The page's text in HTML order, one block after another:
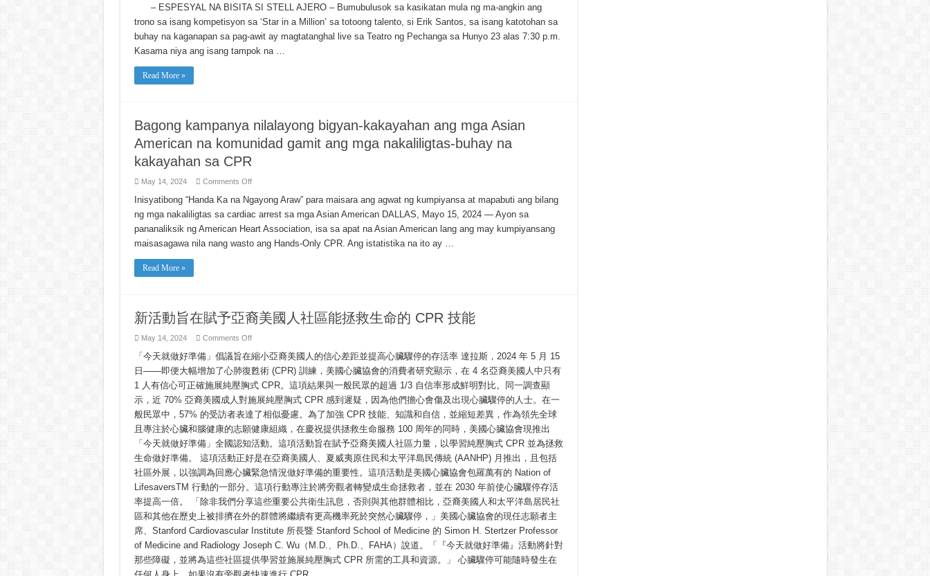
Isang
Milestone
US
Erik
Santos
Live
– ESPESYAL NA BISITA SI STELL AJERO – Bumubulusok sa kasikatan mula ng ma-angkin ang
trono sa isang kompetisyon sa ‘Star in a Million’ sa totoong talento, si Erik Santos, sa isang katotohan sa
buhay na kaganapan sa pag-awit ay magtatanghal live sa Teatro ng Pechanga sa Hunyo 23 alas 7:30 p.m.
Kasama niya ang isang tampok na …
Read More »
Bagong kampanya nilalayong bigyan-kakayahan ang mga Asian
American na komunidad gamit ang mga nakaliligtas-buhay na
kakayahan sa CPR
May 14, 2024 Comments Offon
kampanya
nilalayong
bigyan-
ang
Asian
buhay
na
sa
Inisyatibong “Handa Ka na Ngayong Araw” para maisara ang agwat ng kumpiyansa at mapabuti ang bilang
ng mga nakaliligtas sa cardiac arrest sa mga Asian American DALLAS, Mayo 15, 2024 — Ayon sa
pananaliksik ng American Heart Association, isa sa apat na Asian American lang ang may kumpiyansang
maisasagawa nila nang wasto ang Hands-Only CPR. Ang istatistika na ito ay …
Read More »
新活動旨在賦予亞裔美國人社區能拯救生命的 CPR 技能
May 14, 2024 Comments Offon
活
動
旨
在
賦
予
亞
裔
美
國
人
社
能
拯
救
生
命
的
CPR
技
能
「今天就做好準備」倡議旨在縮小亞裔美國人的信心差距並提高心臟驟停的存活率 達拉斯，2024 年 5 月 15
日——即便大幅增加了心肺復甦術 (CPR) 訓練，美國心臟協會的消費者研究顯示，在 4 名亞裔美國人中只有
1 人有信心可正確施展純壓胸式 CPR。這項結果與一般民眾的超過 1/3 自信率形成鮮明對比。同一調查顯
示，近 70% 亞裔美國成人對施展純壓胸式 CPR 感到遲疑，因為他們擔心會傷及出現心臟驟停的人士。在一
般民眾中，57% 的受訪者表達了相似憂慮。為了加強 CPR 技能、知識和自信，並縮短差異，作為領先全球
且專注於心臟和腦健康的志願健康組織，在慶祝提供拯救生命服務 100 周年的同時，美國心臟協會現推出
「今天就做好準備」全國認知活動。這項活動旨在賦予亞裔美國人社區力量，以學習純壓胸式 CPR 並為拯救
生命做好準備。 這項活動正好是在亞裔美國人、夏威夷原住民和太平洋島民傳統 (AANHP) 月推出，且包括
社區外展，以強調為回應心臟緊急情況做好準備的重要性。這項活動是美國心臟協會包羅萬有的 Nation of
LifesaversTM 行動的一部分。這項行動專注於將旁觀者轉變成生命拯救者，並在 2030 年前使心臟驟停存活
率提高一倍。 「除非我們分享這些重要公共衛生訊息，否則與其他群體相比，亞裔美國人和太平洋島居民社
區和其他在歷史上被排擠在外的群體將繼續有更高機率死於突然心臟驟停，」美國心臟協會的現任志願者主
席、Stanford Cardiovascular Institute 所長暨 Stanford School of Medicine 的 Simon H. Stertzer Professor
of Medicine and Radiology Joseph C. Wu（M.D.、Ph.D.、FAHA）說道。「『今天就做好準備』活動將針對
那些障礙，並將為這些社區提供學習並施展純壓胸式 CPR 所需的工具和資源。」 心臟驟停可能隨時發生在